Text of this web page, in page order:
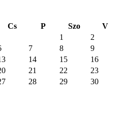
Cs P Szo
V
1
2
7 8
9
14 15
16
21 22
23
28 29
30